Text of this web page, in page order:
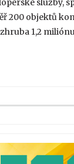
200 objektů
1,2